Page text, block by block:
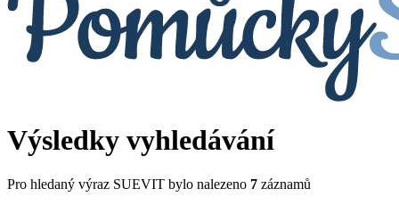
Výsledky vyhledávání
Pro hledaný výraz SUEVIT bylo nalezeno 7 záznamů